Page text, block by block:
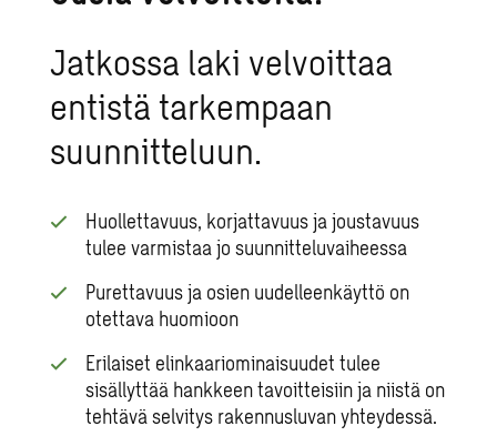
Jatkossa laki velvoittaa
entistä tarkempaan
suunnitteluun.
Huollettavuus, korjattavuus ja joustavuus
tulee varmistaa jo suunnitteluvaiheessa
Purettavuus ja osien uudelleenkäyttö on
otettava huomioon
Erilaiset elinkaariominaisuudet tulee
sisällyttää hankkeen tavoitteisiin ja niistä on
tehtävä selvitys rakennusluvan yhteydessä.